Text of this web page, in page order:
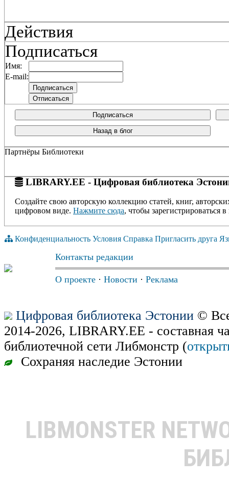
Действия
Подписаться
Имя:
E-mail:
Подписаться
Назад в блог
Партнёры Библиотеки
LIBRARY.EE - Цифровая библиотека
Создайте свою авторскую коллекцию статей, книг,
цифровом виде. Нажмите сюда, чтобы зарегистрироваться в
Конфиденциальность Условия Справка Пригласить друга
Контакты редакции
О проекте · Новости · Реклама
Цифровая библиотека Эстонии ©
2014-2026, LIBRARY.EE - составная
библиотечной сети Либмонстр (
Сохраняя наследие Эстонии
LIBMONSTER